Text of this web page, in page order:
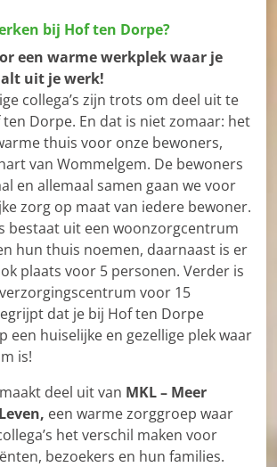
bij Hof ten Dorpe?
een warme werkplek waar je
uit je werk!
collega’s zijn trots om deel uit te
Dorpe. En dat is niet zomaar: het
thuis voor onze bewoners,
van Wommelgem. De bewoners
en allemaal samen gaan we voor
zorg op maat van iedere bewoner.
bestaat uit een woonzorgcentrum
hun thuis noemen, daarnaast is er
plaats voor 5 personen. Verder is
voor 15
dat je bij Hof ten Dorpe
een huiselijke en gezellige plek waar
is!
deel uit van MKL – Meer
een warme zorggroep waar
het verschil maken voor
bezoekers en hun families.